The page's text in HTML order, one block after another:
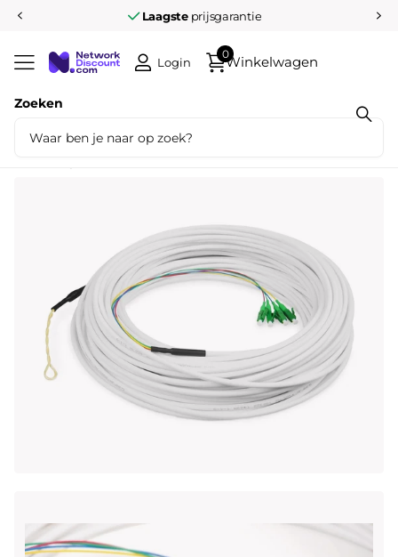
Laagsteprijsgarantie
Zoeken
Login Winkelwagen
0
Deel dit product
FTTH-dropkabel, 30 M singlemode, 4